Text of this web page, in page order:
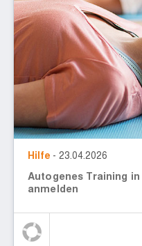
Hilfe - 23.04.2026
Autogenes Training
anmelden